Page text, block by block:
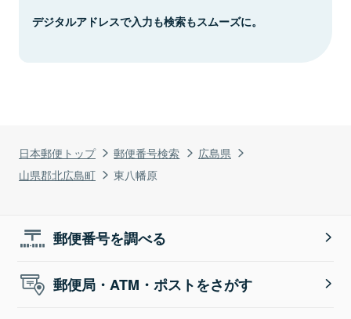
日本郵便トップ 郵便番号検索
広島県
山県郡北広島町
東八幡原
デジタルアドレスで入力も検索もスムーズに。
郵便番号を調べる
郵便局・ATM・ポストをさがす